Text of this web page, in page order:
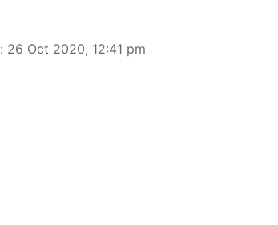
: 26 Oct 2020, 12:41 pm